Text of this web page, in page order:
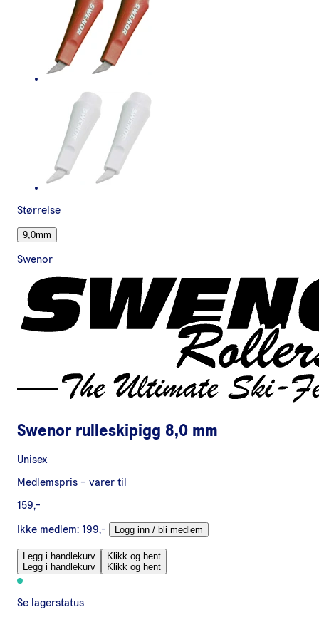
Størrelse
9,0mm
Swenor
Swenor rulleskipigg 8,0 mm
Unisex
Medlemspris – varer til
159,-
Ikke medlem: 199,- Logg inn / bli medlem
Legg i handlekurv
Legg i handlekurv
Klikk og hent
Klikk og hent
Se lagerstatus